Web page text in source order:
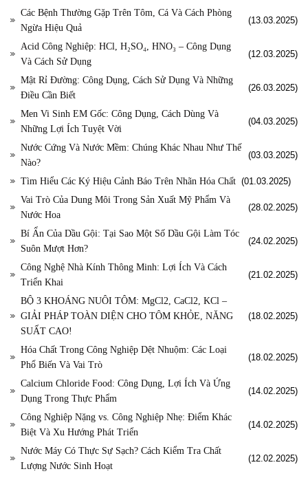
Các Bệnh Thường Gặp Trên Tôm, Cá Và Cách Phòng
Ngừa Hiệu Quả
(13.03.2025)
Acid Công Nghiệp: HCl, H₂SO₄, HNO₃ – Công Dụng
Và Cách Sử Dụng
(12.03.2025)
Mật Rỉ Đường: Công Dụng, Cách Sử Dụng Và Những
Điều Cần Biết
(26.03.2025)
Men Vi Sinh EM Gốc: Công Dụng, Cách Dùng Và
Những Lợi Ích Tuyệt Vời
(04.03.2025)
Nước Cứng Và Nước Mềm: Chúng Khác Nhau Như Thế
Nào?
(03.03.2025)
Tìm Hiểu Các Ký Hiệu Cảnh Báo Trên Nhãn Hóa Chất (01.03.2025)
Vai Trò Của Dung Môi Trong Sản Xuất Mỹ Phẩm Và
Nước Hoa
(28.02.2025)
Bí Ẩn Của Dầu Gội: Tại Sao Một Số Dầu Gội Làm Tóc
Suôn Mượt Hơn?
(24.02.2025)
Công Nghệ Nhà Kính Thông Minh: Lợi Ích Và Cách
Triển Khai
(21.02.2025)
BỘ 3 KHOÁNG NUÔI TÔM: MgCl2, CaCl2, KCl –
GIẢI PHÁP TOÀN DIỆN CHO TÔM KHỎE, NĂNG
SUẤT CAO!
(18.02.2025)
Hóa Chất Trong Công Nghiệp Dệt Nhuộm: Các Loại
Phổ Biến Và Vai Trò
(18.02.2025)
Calcium Chloride Food: Công Dụng, Lợi Ích Và Ứng
Dụng Trong Thực Phẩm
(14.02.2025)
Công Nghiệp Nặng vs. Công Nghiệp Nhẹ: Điểm Khác
Biệt Và Xu Hướng Phát Triển
(14.02.2025)
Nước Máy Có Thực Sự Sạch? Cách Kiểm Tra Chất
Lượng Nước Sinh Hoạt
(12.02.2025)